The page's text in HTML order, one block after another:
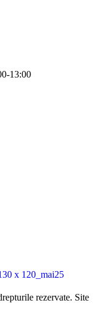
13:00
rezervate. Site